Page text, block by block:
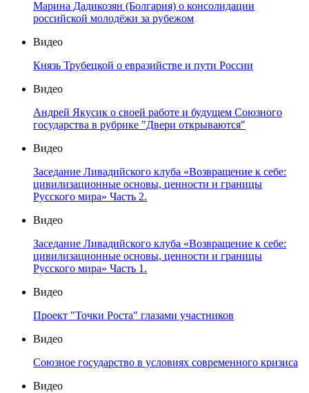
Марина Дадикозян (Болгария) о консолидации
российской молодёжи за рубежом
Видео
Князь Трубецкой о евразийстве и пути России
Видео
Андрей Якусик о своей работе и будущем Союзного
государства в рубрике "Двери открываются"
Видео
Заседание Ливадийского клуба «Возвращение к себе:
цивилизационные основы, ценности и границы
Русского мира» Часть 2.
Видео
Заседание Ливадийского клуба «Возвращение к себе:
цивилизационные основы, ценности и границы
Русского мира» Часть 1.
Видео
Проект "Точки Роста" глазами участников
Видео
Союзное государство в условиях современного кризиса
Видео